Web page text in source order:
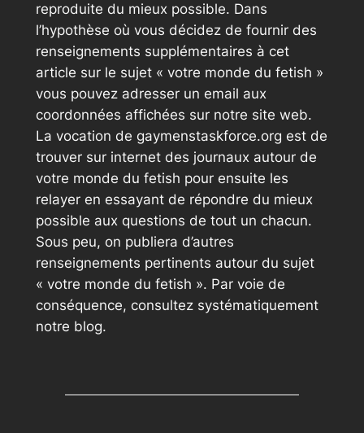
reproduite du mieux possible. Dans
l’hypothèse où vous décidez de fournir des
renseignements supplémentaires à cet
article sur le sujet « votre monde du fetish »
vous pouvez adresser un email aux
coordonnées affichées sur notre site web.
La vocation de gaymenstaskforce.org est de
trouver sur internet des journaux autour de
votre monde du fetish pour ensuite les
relayer en essayant de répondre du mieux
possible aux questions de tout un chacun.
Sous peu, on publiera d’autres
renseignements pertinents autour du sujet
« votre monde du fetish ». Par voie de
conséquence, consultez systématiquement
notre blog.